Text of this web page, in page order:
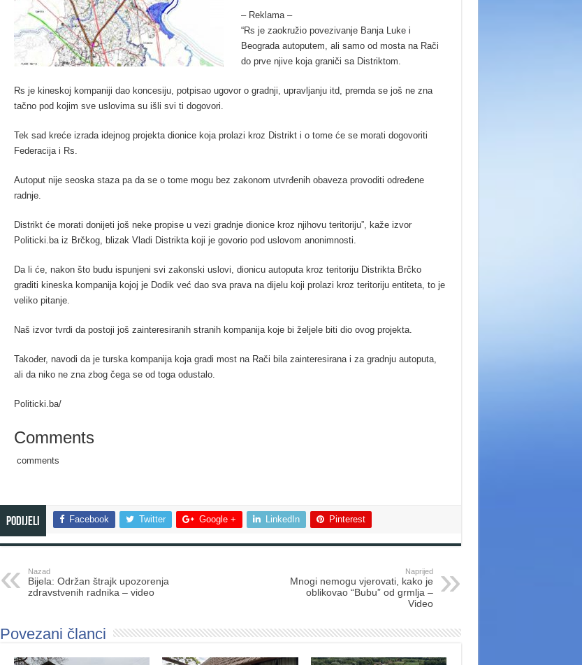
– Reklama –
“Rs je zaokružio povezivanje Banja Luke i
Beograda autoputem, ali samo od mosta na Rači
do prve njive koja graniči sa Distriktom.
Rs je kineskoj kompaniji dao koncesiju, potpisao ugovor o gradnji, upravljanju itd, premda se još ne zna
tačno pod kojim sve uslovima su išli svi ti dogovori.
Tek sad kreće izrada idejnog projekta dionice koja prolazi kroz Distrikt i o tome će se morati dogovoriti
Federacija i Rs.
Autoput nije seoska staza pa da se o tome mogu bez zakonom utvrđenih obaveza provoditi određene
radnje.
Distrikt će morati donijeti još neke propise u vezi gradnje dionice kroz njihovu teritoriju”, kaže izvor
Politicki.ba iz Brčkog, blizak Vladi Distrikta koji je govorio pod uslovom anonimnosti.
Da li će, nakon što budu ispunjeni svi zakonski uslovi, dionicu autoputa kroz teritoriju Distrikta Brčko
graditi kineska kompanija kojoj je Dodik već dao sva prava na dijelu koji prolazi kroz teritoriju entiteta, to je
veliko pitanje.
Naš izvor tvrdi da postoji još zainteresiranih stranih kompanija koje bi željele biti dio ovog projekta.
Također, navodi da je turska kompanija koja gradi most na Rači bila zainteresirana i za gradnju autoputa,
ali da niko ne zna zbog čega se od toga odustalo.
Politicki.ba/
Comments
comments
Podijeli Facebook Twitter Google + LinkedIn Pinterest
Nazad
Bijela: Održan štrajk upozorenja
zdravstvenih radnika – video
Naprijed
Mnogi nemogu vjerovati, kako je
oblikovao “Bubu” od grmlja –
Video
Povezani članci